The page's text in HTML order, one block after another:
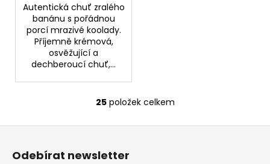
Autentická chuť zralého
banánu s pořádnou
porcí mrazivé koolady.
Příjemně krémová,
osvěžující a
dechberoucí chuť,...
O
v
25položek celkem
Z
Odebírat newsletter